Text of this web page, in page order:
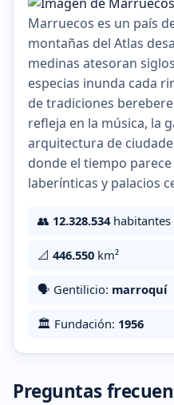
Marruecos es un país
montañas del Atlas
medinas atesoran
especias inunda cada
de tradiciones
refleja en la música, la
arquitectura de
donde el tiempo
laberínticas y palacios
👥 12.328.534habitantes
📐 446.550 km²
🗣️ Gentilicio: marroquí
🏛️ Fundación: 1956
Preguntas